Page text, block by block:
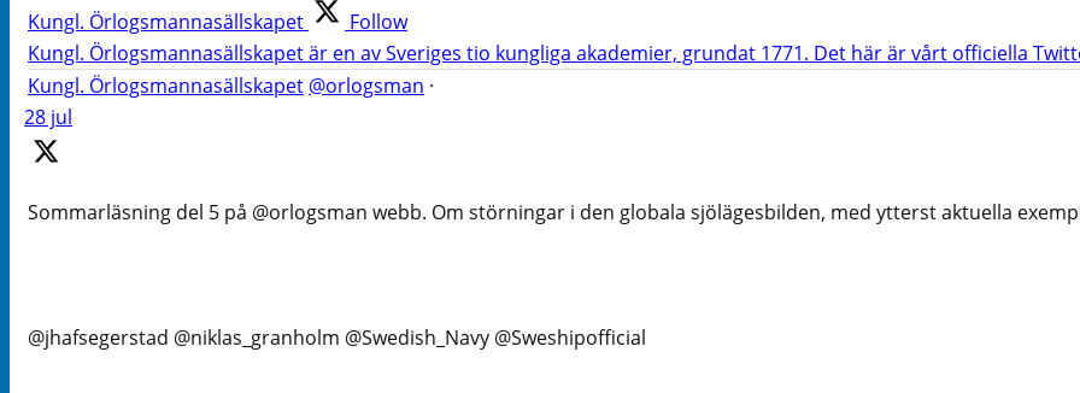
Kungl. Örlogsmannasällskapet
Follow
Kungl. Örlogsmannasällskapet är en av Sveriges tio kungliga akademier, grundat 1771. Det här är vårt officiella
Kungl. Örlogsmannasällskapet @orlogsman ·
28 jul
Sommarläsning del 5 på @orlogsman webb. Om störningar i den globala sjölägesbilden, med ytterst aktuella
@jhafsegerstad @niklas_granholm @Swedish_Navy @Sweshipofficial